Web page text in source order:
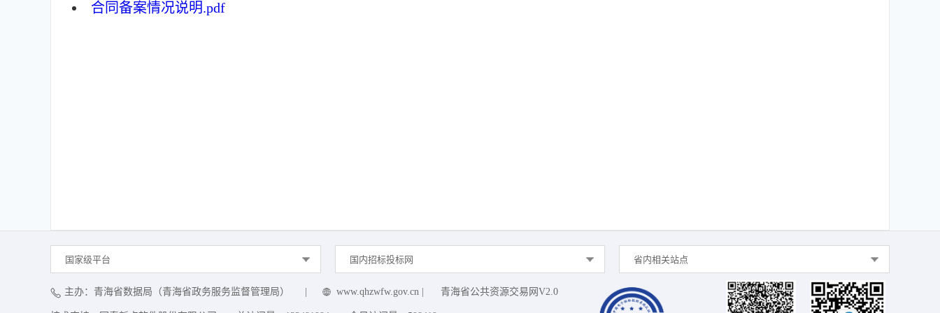
合同备案情况说明.pdf
国家级平台 国内招标投标网 省内相关站点
主办：青海省数据局（青海省政务服务监督管理局） www.qhzwfw.gov.cn 青海省公共资源交易网V2.0